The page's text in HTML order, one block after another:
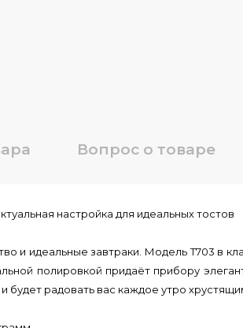
Вопрос о товаре
настройка для идеальных тостов
и идеальные завтраки. Модель T703
полировкой придаёт прибору
радовать вас каждое утро